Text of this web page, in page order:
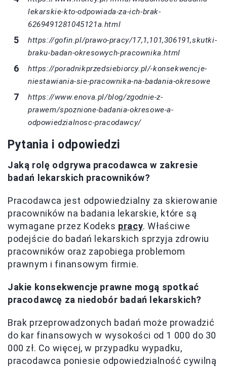
lekarskie-kto-odpowiada-za-ich-brak-
6269491281045121a.html
https://gofin.pl/prawo-pracy/17,1,101,306191,skutki-
braku-badan-okresowych-pracownika.html
https://poradnikprzedsiebiorcy.pl/-konsekwencje-
niestawiania-sie-pracownika-na-badania-okresowe
https://www.enova.pl/blog/zgodnie-z-
prawem/spoznione-badania-okresowe-a-
odpowiedzialnosc-pracodawcy/
Pytania i odpowiedzi
Jaką rolę odgrywa pracodawca w zakresie
badań lekarskich pracowników?
Pracodawca jest odpowiedzialny za skierowanie
pracowników na badania lekarskie, które są
wymagane przez Kodeks pracy. Właściwe
podejście do badań lekarskich sprzyja zdrowiu
pracowników oraz zapobiega problemom
prawnym i finansowym firmie.
Jakie konsekwencje prawne mogą spotkać
pracodawcę za niedobór badań lekarskich?
Brak przeprowadzonych badań może prowadzić
do kar finansowych w wysokości od 1 000 do 30
000 zł. Co więcej, w przypadku wypadku,
pracodawca poniesie odpowiedzialność cywilną